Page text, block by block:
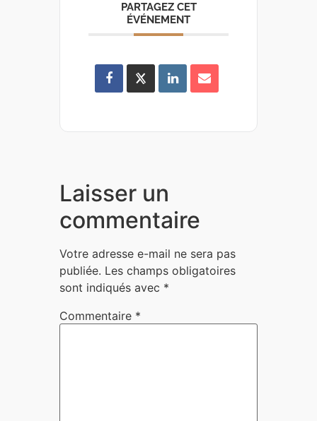
PARTAGEZ CET
ÉVÉNEMENT
Laisser un
commentaire
Votre adresse e-mail ne sera pas
publiée. Les champs obligatoires
sont indiqués avec *
Commentaire *